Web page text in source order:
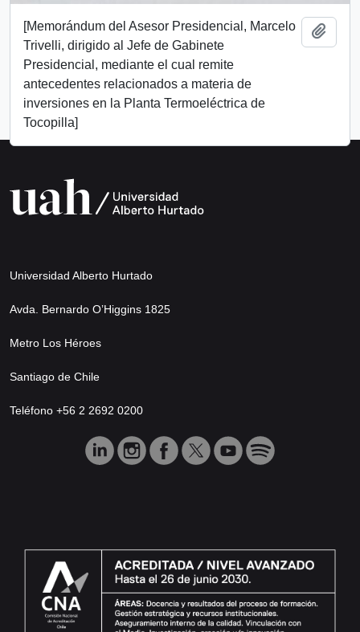
[Memorándum del Asesor Presidencial, Marcelo
Trivelli, dirigido al Jefe de Gabinete
Presidencial, mediante el cual remite
antecedentes relacionados a materia de
inversiones en la Planta Termoeléctrica de
Tocopilla]
Universidad Alberto Hurtado
Avda. Bernardo O’Higgins 1825
Metro Los Héroes
Santiago de Chile
Teléfono +56 2 2692 0200